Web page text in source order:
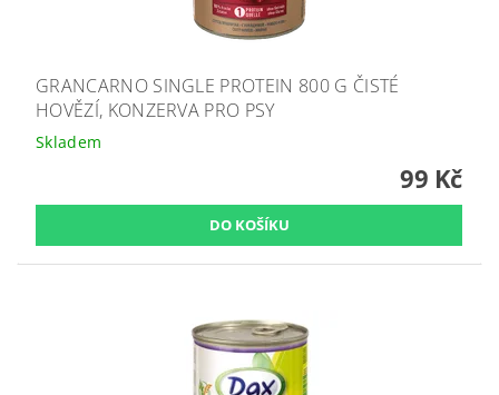
GRANCARNO SINGLE PROTEIN 800 G ČISTÉ
HOVĚZÍ, KONZERVA PRO PSY
Skladem
99 Kč